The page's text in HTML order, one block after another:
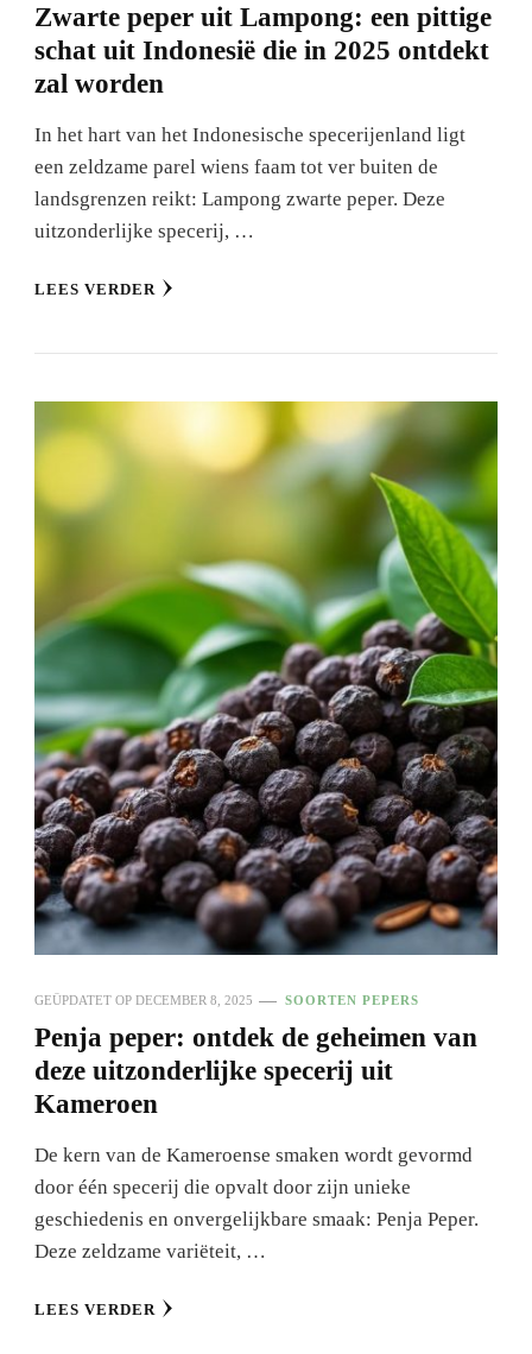
Zwarte peper uit Lampong: een pittige
schat uit Indonesië die in 2025 ontdekt
zal worden
In het hart van het Indonesische specerijenland ligt
een zeldzame parel wiens faam tot ver buiten de
landsgrenzen reikt: Lampong zwarte peper. Deze
uitzonderlijke specerij, …
LEES VERDER
GEÜPDATET OP DECEMBER 8, 2025 SOORTEN PEPERS
Penja peper: ontdek de geheimen van
deze uitzonderlijke specerij uit
Kameroen
De kern van de Kameroense smaken wordt gevormd
door één specerij die opvalt door zijn unieke
geschiedenis en onvergelijkbare smaak: Penja Peper.
Deze zeldzame variëteit, …
LEES VERDER